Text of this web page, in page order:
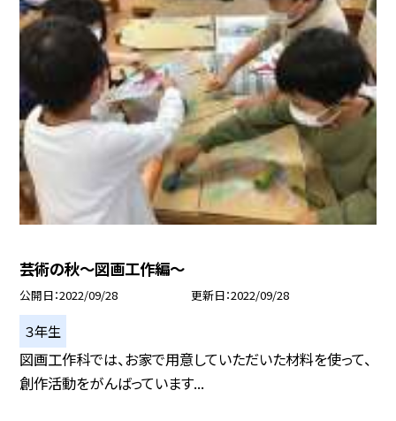
芸術の秋〜図画工作編〜
公開日 2022/09/28 更新日 2022/09/28
３年生
図画工作科では、お家で用意していただいた材料を使って、
創作活動をがんばっています...